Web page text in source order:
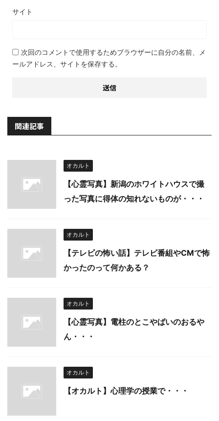
サイト
次回のコメントで使用するためブラウザーに自分の名前、メ
ールアドレス、サイトを保存する。
関連記事
オカルト
【心霊写真】新潟のホワイトハウスで撮
った写真に得体の知れないものが・・・
オカルト
【テレビの怖い話】テレビ番組やCMで怖
かったのって何かある？
オカルト
【心霊写真】電柱のとこやばいのおるや
ん・・・
オカルト
【オカルト】心理学の授業で・・・